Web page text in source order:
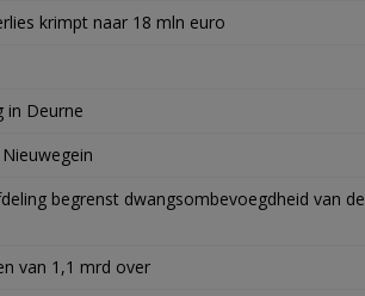
krimpt naar 18 mln euro
in Deurne
begrenst dwangsombevoegdheid van de
van 1,1 mrd over